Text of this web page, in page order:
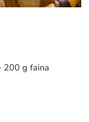
200 g faina